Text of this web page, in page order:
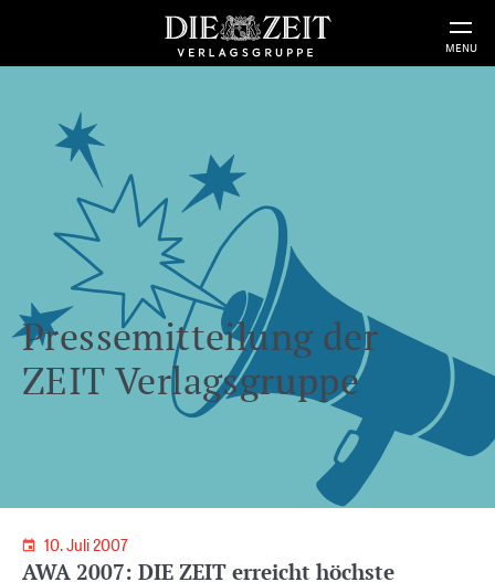
MENU
Pressemitteilung der
ZEIT Verlagsgruppe
10. Juli 2007
AWA 2007: DIE ZEIT erreicht höchste